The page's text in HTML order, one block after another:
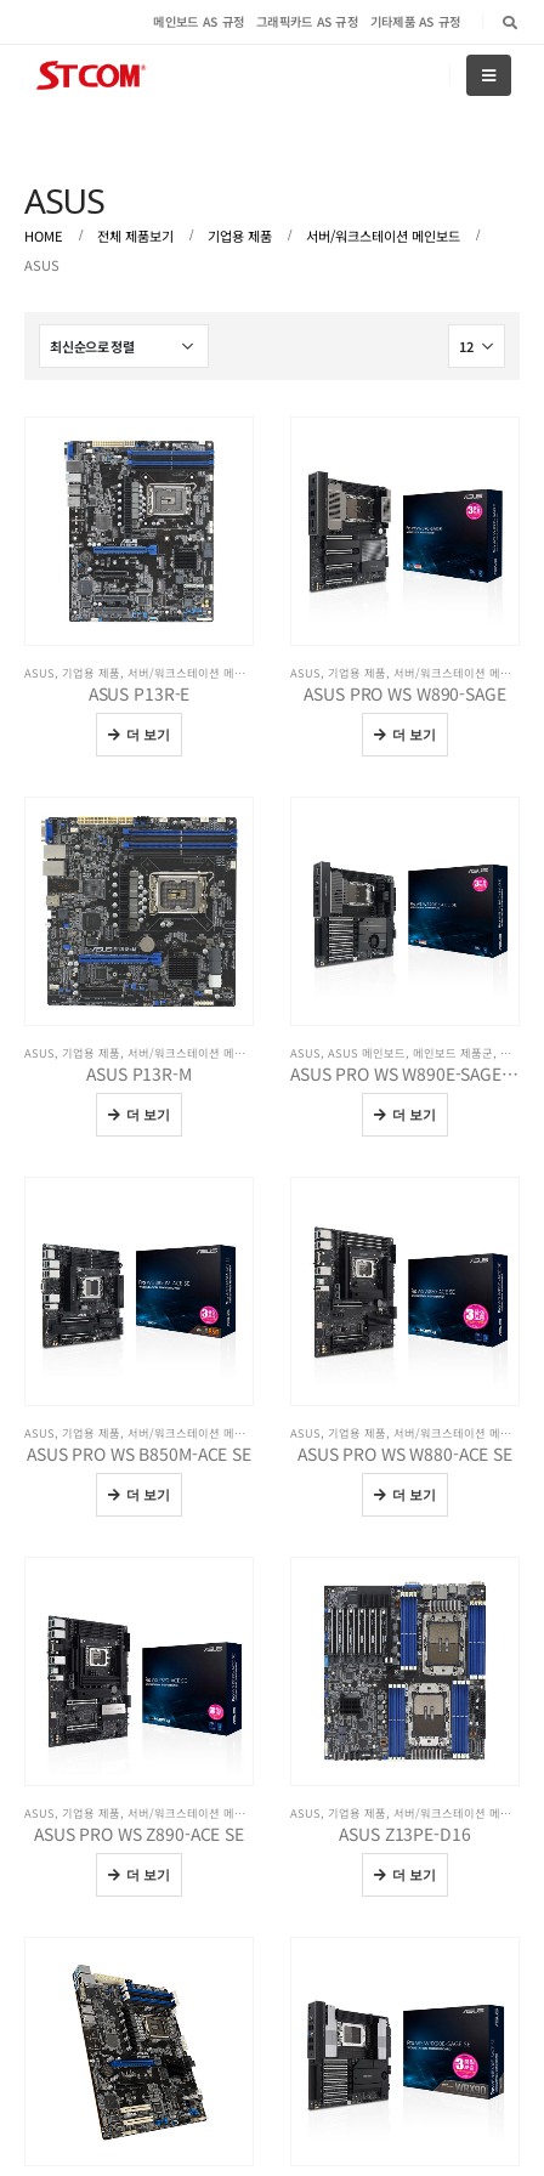
메인보드 AS 규정 그래픽카드 AS 규정 기타제품 AS 규정
ASUS
HOME 전체 제품보기 기업용 제품
서버/워크스테이션 메인보드
ASUS
ASUS, 기업용 제품, 서버/워크스테이션 메인보드 전체 제품보기
ASUS P13R-E
더 보기
ASUS, 기업용 제품, 서버/워크스테이션 메인보드
ASUS PRO WS W890-SAGE
더 보기
ASUS, 기업용 제품, 서버/워크스테이션 메인보드 전체 제품보기
ASUS P13R-M
더 보기
ASUS, ASUS 메인보드, 메인보드 제품군, 서버/워
ASUS PRO WS W890E-SAGE SE
더 보기
ASUS, 기업용 제품, 서버/워크스테이션 메인보드 전체 제품보기
ASUS PRO WS B850M-ACE SE
더 보기
ASUS, 기업용 제품, 서버/워크스테이션 메인보드
ASUS PRO WS W880-ACE SE
더 보기
ASUS, 기업용 제품, 서버/워크스테이션 메인보드 전체 제품보기
ASUS PRO WS Z890-ACE SE
더 보기
ASUS, 기업용 제품, 서버/워크스테이션 메인보드
ASUS Z13PE-D16
더 보기